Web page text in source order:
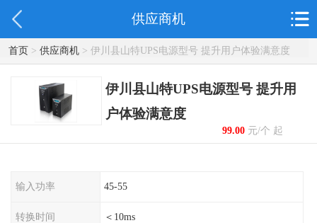
供应商机
首页> 供应商机> 伊川县山特UPS电源型号 提升用户体验满意度
伊川县山特UPS电源型号 提升用
户体验满意度
99.00元/个 起
输入功率 45-55
转换时间 ＜10ms